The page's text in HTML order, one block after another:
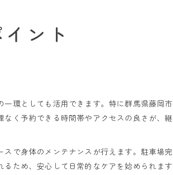
ント
環としても活用できます。特に群馬県藤岡
く予約できる時間帯やアクセスの良さが、
で身体のメンテナンスが行えます。駐車場
ため、安心して日常的なケアを始められます